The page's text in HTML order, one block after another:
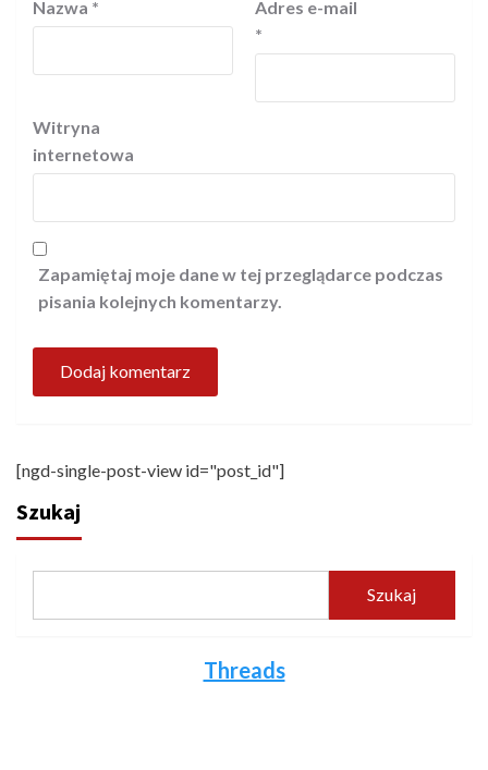
Nazwa *
Adres e-mail
*
Witryna
internetowa
Zapamiętaj moje dane w tej przeglądarce podczas
pisania kolejnych komentarzy.
[ngd-single-post-view id="post_id"]
Szukaj
Szukaj
Threads